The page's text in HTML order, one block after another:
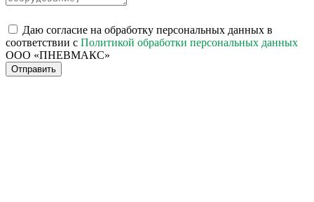
Даю согласие на обработку персональных данных в
соответствии с Политикой обработки персональных данных
ООО «ПНЕВМАКС»
Отправить